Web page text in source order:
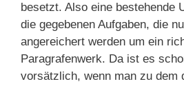
besetzt. Also eine bestehende
die gegebenen Aufgaben, die
angereichert werden um ein
Paragrafenwerk. Da ist es
vorsätzlich, wenn man zu dem